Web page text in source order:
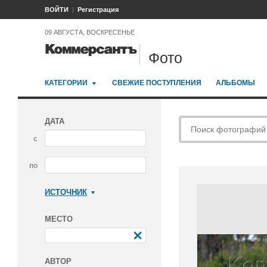
ВОЙТИ Регистрация
09 АВГУСТА, ВОСКРЕСЕНЬЕ
Фото
КАТЕГОРИИ СВЕЖИЕ ПОСТУПЛЕНИЯ АЛЬБОМЫ
ДАТА
с
по
ИСТОЧНИК
МЕСТО
АВТОР